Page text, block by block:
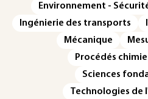
Environnement -
Ingénierie des transports
Mécanique
Procédés
Sciences
Technologies